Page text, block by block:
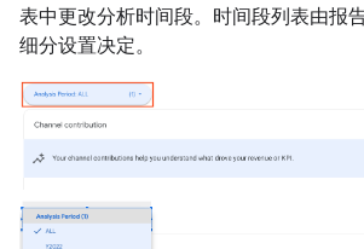
表中更改分析时间段。时间段列表由报
细分设置决定。